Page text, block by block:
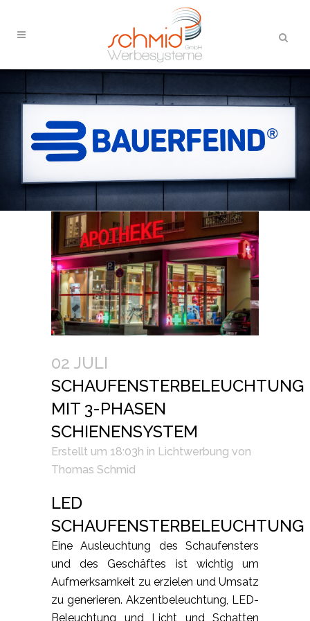
02 JULI
SCHAUFENSTERBELEUCHTUNG
MIT 3-PHASEN
SCHIENENSYSTEM
Erstellt um 18:03h in Lichtwerbung von
Thomas Schmid
LED
SCHAUFENSTERBELEUCHTUNG
Eine Ausleuchtung des Schaufensters
und des Geschäftes ist wichtig um
Aufmerksamkeit zu erzielen und Umsatz
zu generieren. Akzentbeleuchtung, LED-
Beleuchtung und Licht und Schatten